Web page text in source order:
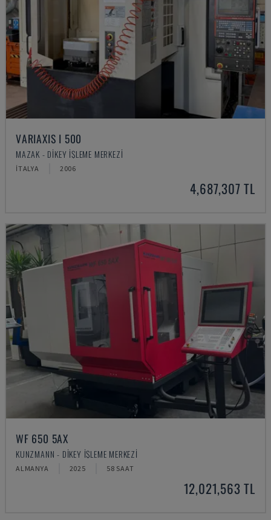
VARIAXIS I 500
MAZAK - DIKEY İŞLEME MERKEZI
İTALYA 2006
4,687,307 TL
WF 650 5AX
KUNZMANN - DIKEY İŞLEME MERKEZI
ALMANYA 2025 58 SAAT
12,021,563 TL